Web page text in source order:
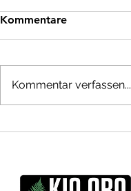
Kommentare
Kommentar verfassen...